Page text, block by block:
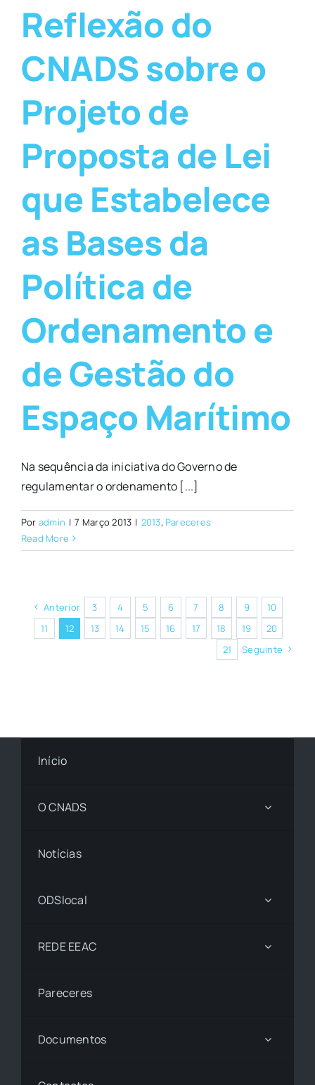
Reflexão do
CNADS sobre o
Projeto de
Proposta de Lei
que Estabelece
as Bases da
Política de
Ordenamento e
de Gestão do
Espaço Marítimo
Na sequência da iniciativa do Governo de
regulamentar o ordenamento [...]
Por admin | 7 Março 2013 | 2013, Pareceres
Read More
Anterior 3 4 5 6 7 8 9
10
11
12 13 14 15 16 17 18 19
20
21
Seguinte
Início
O CNADS
Notícias
ODSlocal
REDE EEAC
Pareceres
Documentos